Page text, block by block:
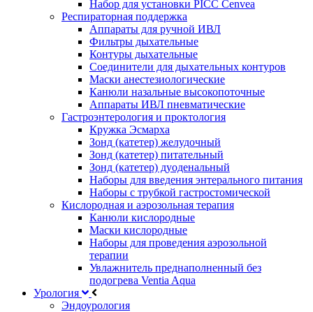
Набор для установки PICC Cenvea
Респираторная поддержка
Аппараты для ручной ИВЛ
Фильтры дыхательные
Контуры дыхательные
Соединители для дыхательных контуров
Маски анестезиологические
Канюли назальные высокопоточные
Аппараты ИВЛ пневматические
Гастроэнтерология и проктология
Кружка Эсмарха
Зонд (катетер) желудочный
Зонд (катетер) питательный
Зонд (катетер) дуоденальный
Наборы для введения энтерального питания
Наборы с трубкой гастростомической
Кислородная и аэрозольная терапия
Канюли кислородные
Маски кислородные
Наборы для проведения аэрозольной
терапии
Увлажнитель преднаполненный без
подогрева Ventia Aqua
Урология
Эндоурология